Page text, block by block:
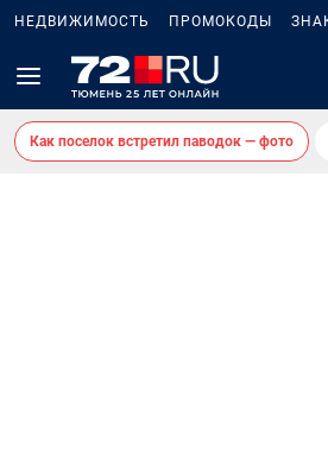
НЕДВИЖИМОСТЬ ПРОМОКОДЫ
Как поселок встретил паводок — фото